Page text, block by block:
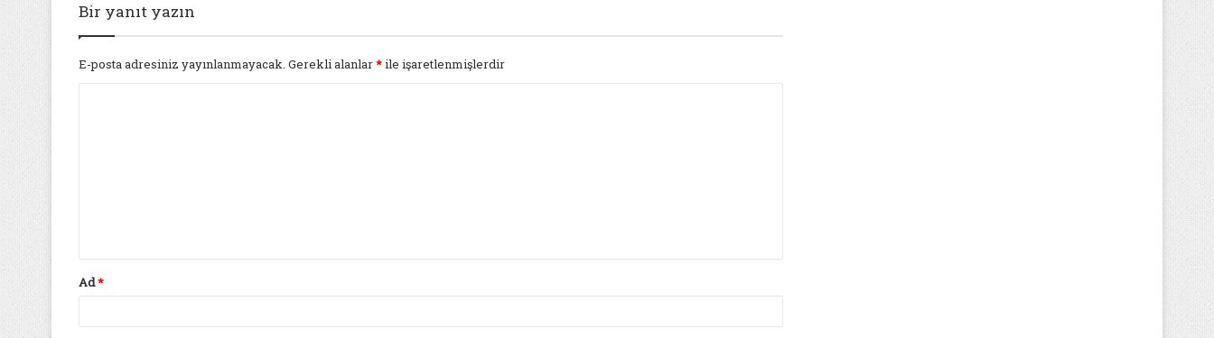
Bir yanıt yazın
E-posta adresiniz yayınlanmayacak. Gerekli alanlar*ile işaretlenmişlerdir
Ad*